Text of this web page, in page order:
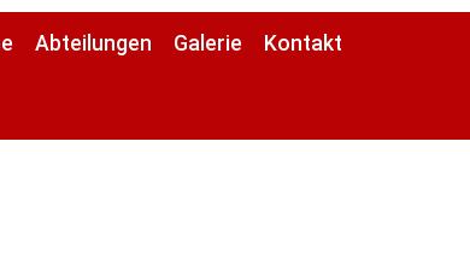
Abteilungen Galerie Kontakt